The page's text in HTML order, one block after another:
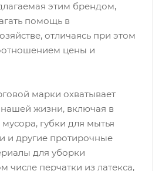
этим брендом,
помощь в
отличаясь при этом
цены и
марки охватывает
жизни, включая в
губки для мытья
и другие протирочные
для уборки
числе перчатки из латекса,